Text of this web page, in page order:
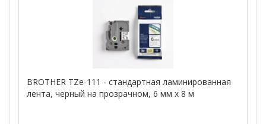
BROTHER TZe-111 - стандартная ламинированная
лента, черный на прозрачном, 6 мм х 8 м